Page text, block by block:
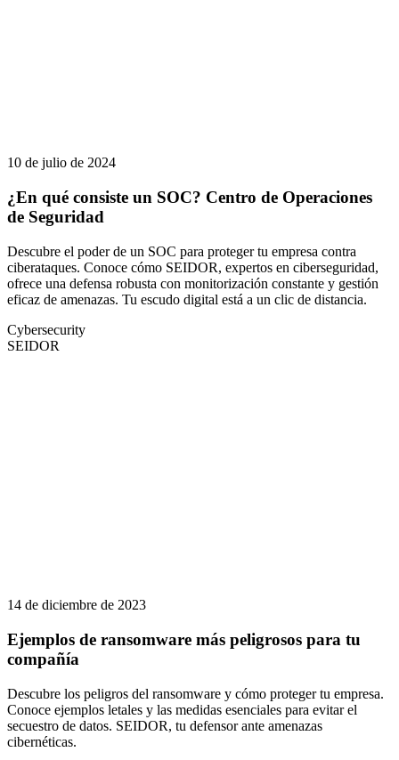
10 de julio de 2024
¿En qué consiste un SOC? Centro de Operaciones
de Seguridad
Descubre el poder de un SOC para proteger tu empresa contra
ciberataques. Conoce cómo SEIDOR, expertos en ciberseguridad,
ofrece una defensa robusta con monitorización constante y gestión
eficaz de amenazas. Tu escudo digital está a un clic de distancia.
Cybersecurity
SEIDOR
14 de diciembre de 2023
Ejemplos de ransomware más peligrosos para tu
compañía
Descubre los peligros del ransomware y cómo proteger tu empresa.
Conoce ejemplos letales y las medidas esenciales para evitar el
secuestro de datos. SEIDOR, tu defensor ante amenazas
cibernéticas.